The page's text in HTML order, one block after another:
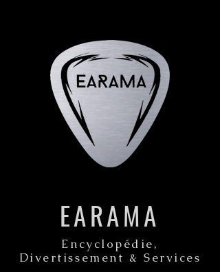
EARAMA
Encyclopédie,
Divertissement & Services